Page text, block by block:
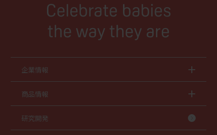
企業情報
商品情報
研究開発